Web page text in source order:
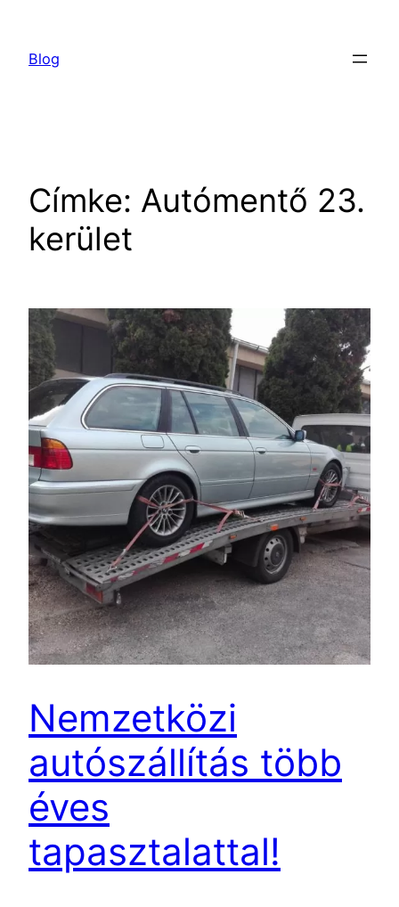
tartalomhoz
Blog
Címke: Autómentő 23.
kerület
Nemzetközi
autószállítás több
éves
tapasztalattal!